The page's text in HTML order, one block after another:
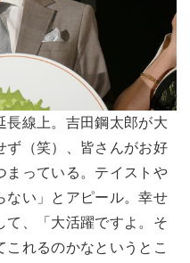
長線上。吉田鋼太郎が大
ず（笑）、皆さんがお好
まっている。テイストや
ない」とアピール。幸せ
て、「大活躍ですよ。そ
れるのかなというとこ